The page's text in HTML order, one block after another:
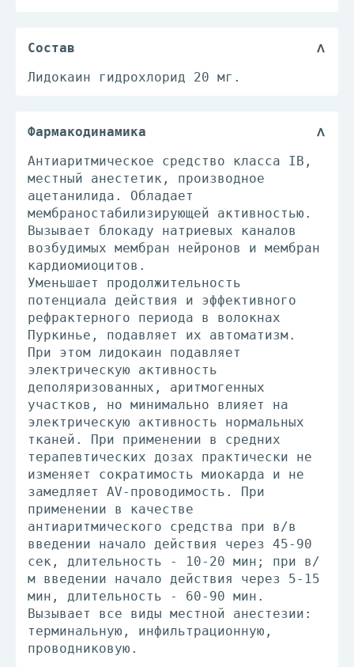
Состав
Лидокаин гидрохлорид 20 мг.
Фармакодинамика
Антиаритмическое средство класса IB,
местный анестетик, производное
ацетанилида. Обладает
мембраностабилизирующей активностью.
Вызывает блокаду натриевых каналов
возбудимых мембран нейронов и мембран
кардиомиоцитов.
Уменьшает продолжительность
потенциала действия и эффективного
рефрактерного периода в волокнах
Пуркинье, подавляет их автоматизм.
При этом лидокаин подавляет
электрическую активность
деполяризованных, аритмогенных
участков, но минимально влияет на
электрическую активность нормальных
тканей. При применении в средних
терапевтических дозах практически не
изменяет сократимость миокарда и не
замедляет AV-проводимость. При
применении в качестве
антиаритмического средства при в/в
введении начало действия через 45-90
сек, длительность - 10-20 мин; при в/
м введении начало действия через 5-15
мин, длительность - 60-90 мин.
Вызывает все виды местной анестезии:
терминальную, инфильтрационную,
проводниковую.